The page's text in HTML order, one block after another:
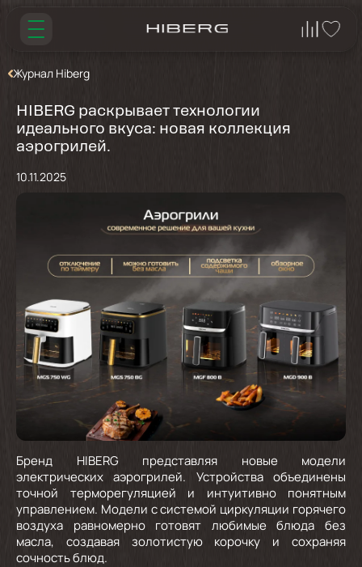
Журнал Hiberg
HIBERG раскрывает технологии
идеального вкуса: новая коллекция
аэрогрилей.
10.11.2025
Бренд HIBERG представляя новые модели
электрических аэрогрилей. Устройства объединены
точной терморегуляцией и интуитивно понятным
управлением. Модели с системой циркуляции горячего
воздуха равномерно готовят любимые блюда без
масла, создавая золотистую корочку и сохраняя
сочность блюд.